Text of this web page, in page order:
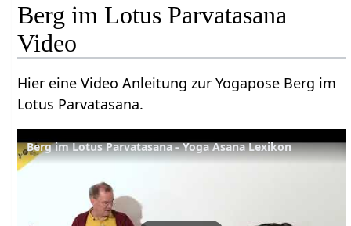
Berg im Lotus Parvatasana
Video
Hier eine Video Anleitung zur Yogapose Berg im
Lotus Parvatasana.
Berg im Lotus Parvatasana - Yoga Asana Lexikon